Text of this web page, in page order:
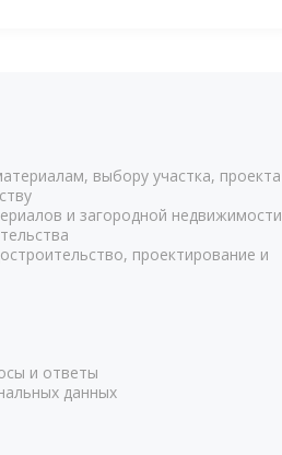
выбору участка, проекта
и загородной недвижимости
проектирование и
и ответы
данных